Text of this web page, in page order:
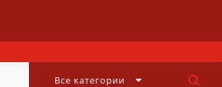
Все категории